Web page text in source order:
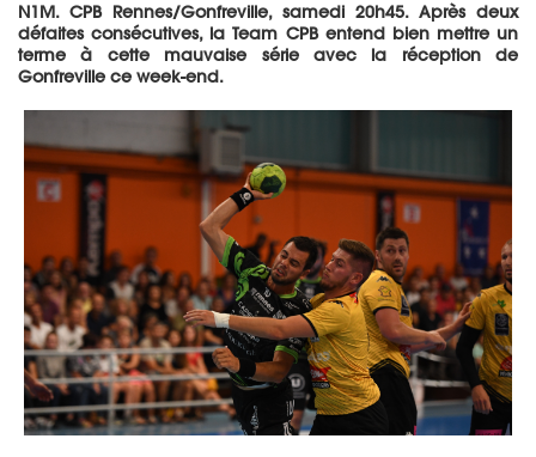
N1M. CPB Rennes/Gonfreville, samedi 20h45. Après deux
défaites consécutives, la Team CPB entend bien mettre un
terme à cette mauvaise série avec la réception de
Gonfreville ce week-end.